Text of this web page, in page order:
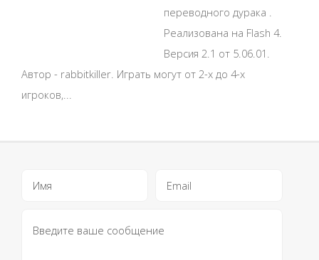
переводного дурака .
Реализована на Flash 4.
Версия 2.1 от 5.06.01.
Автор - rabbitkiller. Играть могут от 2-х до 4-х
игроков,...